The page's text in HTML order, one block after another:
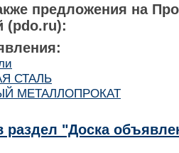
предложения на
(pdo.ru):
СТАЛЬ
МЕТАЛЛОПРОКАТ
раздел "Доска